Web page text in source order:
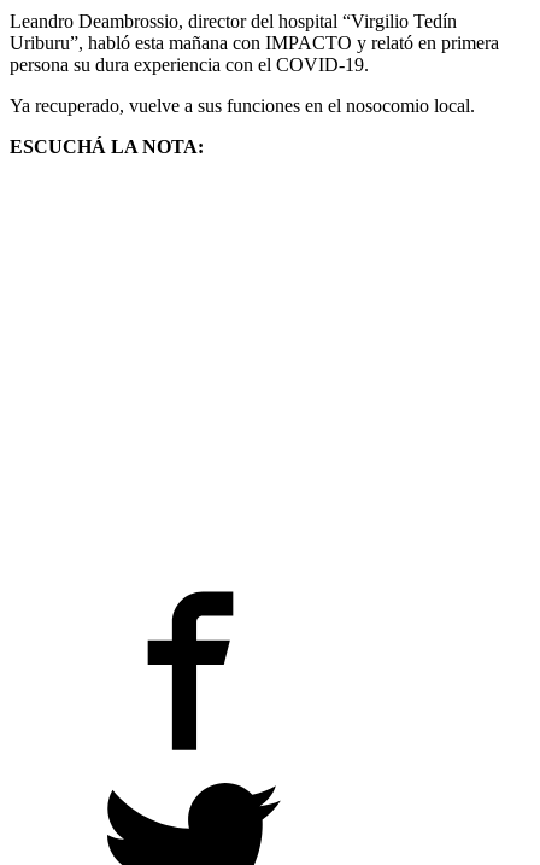
Leandro Deambrossio, director del hospital “Virgilio Tedín
Uriburu”, habló esta mañana con IMPACTO y relató en primera
persona su dura experiencia con el COVID-19.
Ya recuperado, vuelve a sus funciones en el nosocomio local.
ESCUCHÁ LA NOTA: